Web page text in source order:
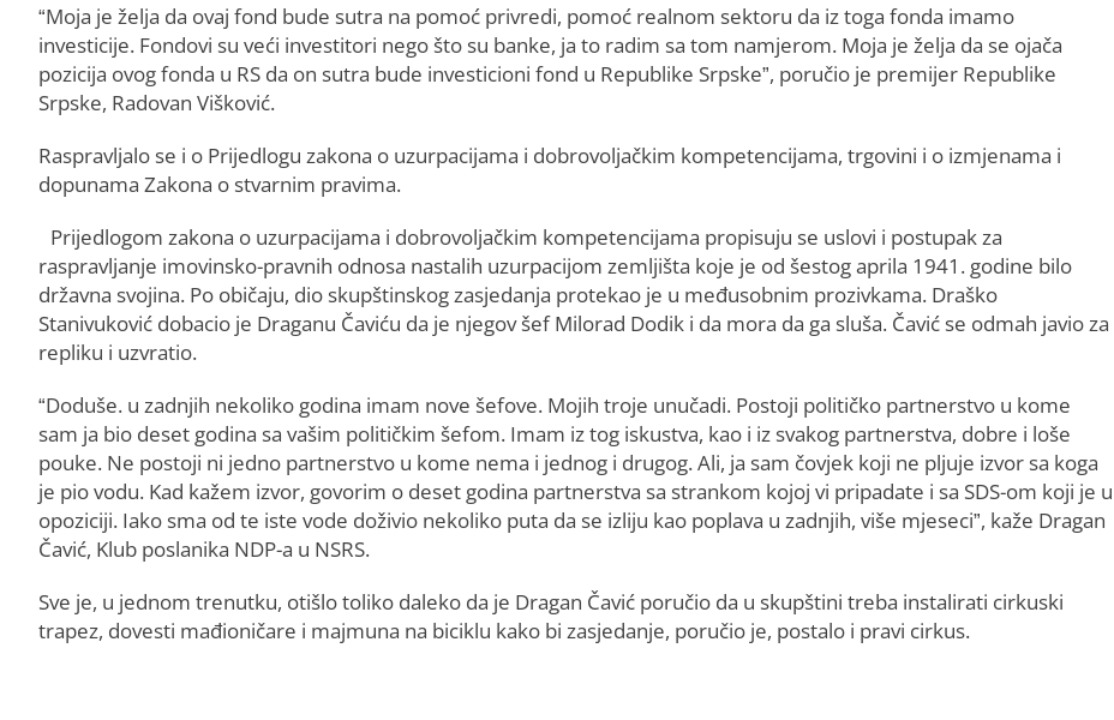
“Moja je želja da ovaj fond bude sutra na pomoć privredi, pomoć realnom sektoru da iz toga fonda imamo
investicije. Fondovi su veći investitori nego što su banke, ja to radim sa tom namjerom. Moja je želja da se ojača
pozicija ovog fonda u RS da on sutra bude investicioni fond u Republike Srpske”, poručio je premijer Republike
Srpske, Radovan Višković.
Raspravljalo se i o Prijedlogu zakona o uzurpacijama i dobrovoljačkim kompetencijama, trgovini i o izmjenama i
dopunama Zakona o stvarnim pravima.
Prijedlogom zakona o uzurpacijama i dobrovoljačkim kompetencijama propisuju se uslovi i postupak za
raspravljanje imovinsko-pravnih odnosa nastalih uzurpacijom zemljišta koje je od šestog aprila 1941. godine bilo
državna svojina. Po običaju, dio skupštinskog zasjedanja protekao je u međusobnim prozivkama. Draško
Stanivuković dobacio je Draganu Čaviću da je njegov šef Milorad Dodik i da mora da ga sluša. Čavić se odmah javio za
repliku i uzvratio.
“Doduše. u zadnjih nekoliko godina imam nove šefove. Mojih troje unučadi. Postoji političko partnerstvo u kome
sam ja bio deset godina sa vašim političkim šefom. Imam iz tog iskustva, kao i iz svakog partnerstva, dobre i loše
pouke. Ne postoji ni jedno partnerstvo u kome nema i jednog i drugog. Ali, ja sam čovjek koji ne pljuje izvor sa koga
je pio vodu. Kad kažem izvor, govorim o deset godina partnerstva sa strankom kojoj vi pripadate i sa SDS-om koji je u
opoziciji. Iako sma od te iste vode doživio nekoliko puta da se izliju kao poplava u zadnjih, više mjeseci”, kaže Dragan
Čavić, Klub poslanika NDP-a u NSRS.
Sve je, u jednom trenutku, otišlo toliko daleko da je Dragan Čavić poručio da u skupštini treba instalirati cirkuski
trapez, dovesti mađioničare i majmuna na biciklu kako bi zasjedanje, poručio je, postalo i pravi cirkus.